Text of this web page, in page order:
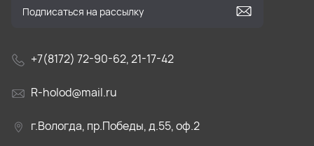
+7(8172) 72-90-62, 21-17-42
R-holod@mail.ru
г.Вологда, пр.Победы, д.55, оф.2